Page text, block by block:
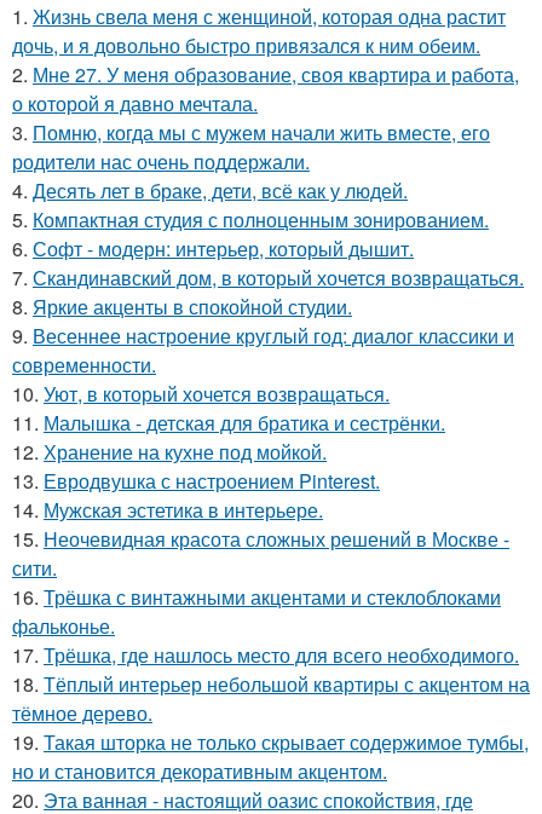
1. Жизнь свела меня с женщиной, которая одна растит
дочь, и я довольно быстро привязался к ним обеим.
2. Мне 27. У меня образование, своя квартира и работа,
о которой я давно мечтала.
3. Помню, когда мы с мужем начали жить вместе, его
родители нас очень поддержали.
4. Десять лет в браке, дети, всё как у людей.
5. Компактная студия с полноценным зонированием.
6. Софт - модерн: интерьер, который дышит.
7. Скандинавский дом, в который хочется возвращаться.
8. Яркие акценты в спокойной студии.
9. Весеннее настроение круглый год: диалог классики и
современности.
10. Уют, в который хочется возвращаться.
11. Малышка - детская для братика и сестрёнки.
12. Хранение на кухне под мойкой.
13. Евродвушка с настроением Pinterest.
14. Мужская эстетика в интерьере.
15. Неочевидная красота сложных решений в Москве -
сити.
16. Трёшка с винтажными акцентами и стеклоблоками
фальконье.
17. Трёшка, где нашлось место для всего необходимого.
18. Тёплый интерьер небольшой квартиры с акцентом на
тёмное дерево.
19. Такая шторка не только скрывает содержимое тумбы,
но и становится декоративным акцентом.
20. Эта ванная - настоящий оазис спокойствия, где